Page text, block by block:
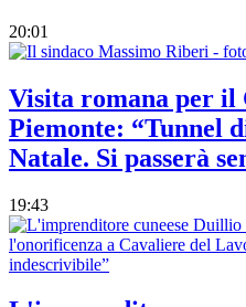
20:01
Visita romana per il
Piemonte: “Tunnel
Natale. Si passerà
19:43